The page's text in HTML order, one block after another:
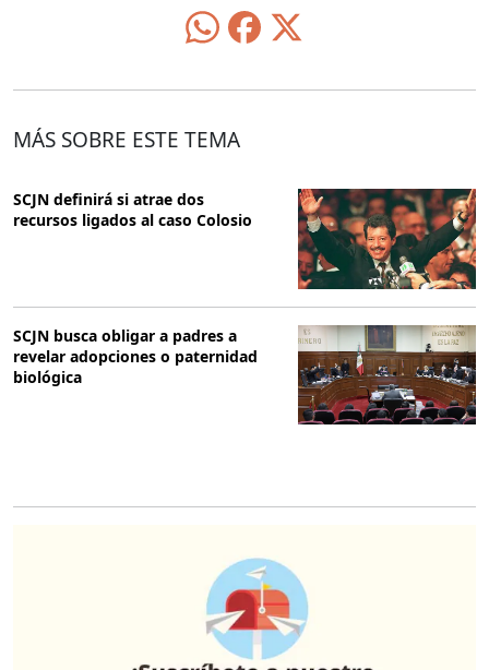
MÁS SOBRE ESTE TEMA
SCJN definirá si atrae dos
recursos ligados al caso Colosio
SCJN busca obligar a padres a
revelar adopciones o paternidad
biológica